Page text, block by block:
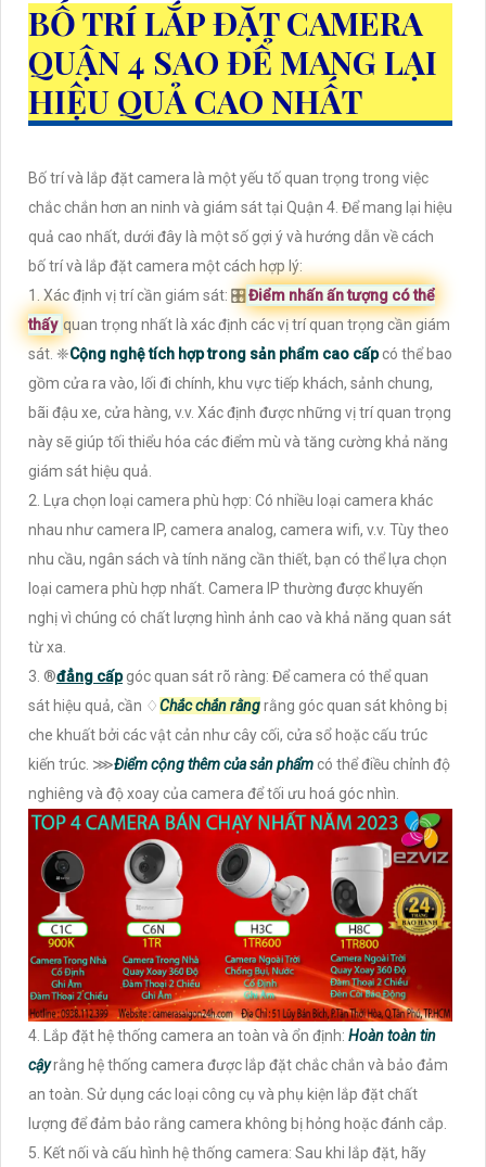
BỐ TRÍ LẮP ĐẶT CAMERA
QUẬN 4 SAO ĐỂ MANG LẠI
HIỆU QUẢ CAO NHẤT
Bố trí và lắp đặt camera là một yếu tố quan trọng trong việc
chắc chắn hơn an ninh và giám sát tại Quận 4. Để mang lại hiệu
quả cao nhất, dưới đây là một số gợi ý và hướng dẫn về cách
bố trí và lắp đặt camera một cách hợp lý:
1. Xác định vị trí cần giám sát: 🎛 Điểm nhấn ấn tượng có thể
thấy quan trọng nhất là xác định các vị trí quan trọng cần giám
sát. ❈Cộng nghệ tích hợp trong sản phẩm cao cấpcó thể bao
gồm cửa ra vào, lối đi chính, khu vực tiếp khách, sảnh chung,
bãi đậu xe, cửa hàng, v.v. Xác định được những vị trí quan trọng
này sẽ giúp tối thiểu hóa các điểm mù và tăng cường khả năng
giám sát hiệu quả.
2. Lựa chọn loại camera phù hợp: Có nhiều loại camera khác
nhau như camera IP, camera analog, camera wifi, v.v. Tùy theo
nhu cầu, ngân sách và tính năng cần thiết, bạn có thể lựa chọn
loại camera phù hợp nhất. Camera IP thường được khuyến
nghị vì chúng có chất lượng hình ảnh cao và khả năng quan sát
từ xa.
3. ®️đẳng cấp góc quan sát rõ ràng: Để camera có thể quan
sát hiệu quả, cần ♢Chắc chắn rằngrằng góc quan sát không bị
che khuất bởi các vật cản như cây cối, cửa sổ hoặc cấu trúc
kiến trúc. ⋙Điểm cộng thêm của sản phẩmcó thể điều chỉnh độ
nghiêng và độ xoay của camera để tối ưu hoá góc nhìn.
4. Lắp đặt hệ thống camera an toàn và ổn định: Hoàn toàn tin
cậyrằng hệ thống camera được lắp đặt chắc chắn và bảo đảm
an toàn. Sử dụng các loại công cụ và phụ kiện lắp đặt chất
lượng để đảm bảo rằng camera không bị hỏng hoặc đánh cắp.
5. Kết nối và cấu hình hệ thống camera: Sau khi lắp đặt, hãy